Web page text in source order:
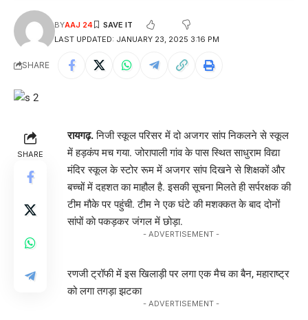
LAST UPDATED: JANUARY 23, 2025 3:16 PM
BYAAJ 24
SHARE
SHARE
रायगढ़.निजी स्कूल परिसर में दो अजगर सांप निकलने से स्कूल
में हड़कंप मच गया. जोरापाली गांव के पास स्थित साधुराम विद्या
मंदिर स्कूल के स्टोर रूम में अजगर सांप दिखने से शिक्षकों और
बच्चों में दहशत का माहौल है. इसकी सूचना मिलते ही सर्परक्षक की
टीम मौके पर पहुंची. टीम ने एक घंटे की मशक्कत के बाद दोनों
सांपों काे पकड़कर जंगल में छोड़ा.
- ADVERTISEMENT -
रणजी ट्रॉफी में इस खिलाड़ी पर लगा एक मैच का बैन, महाराष्ट्र
को लगा तगड़ा झटका
- ADVERTISEMENT -